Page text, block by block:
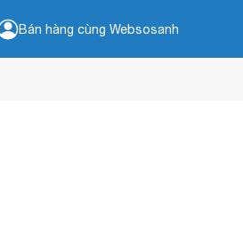
Bán hàng cùng Websosanh